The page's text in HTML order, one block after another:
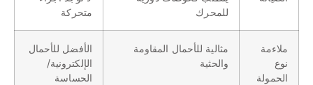
للمحرك
متحركة
ملاءمة
نوع
الحمولة
مثالية للأحمال المقاومة
والحثية
الأفضل للأحمال
الإلكترونية/
الحساسة